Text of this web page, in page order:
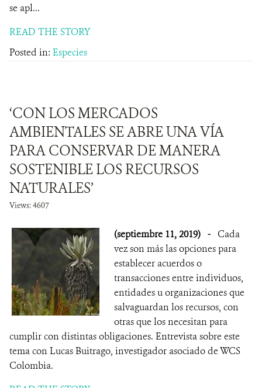
se apl...
READ THE STORY
Posted in: Especies
‘CON LOS MERCADOS
AMBIENTALES SE ABRE UNA VÍA
PARA CONSERVAR DE MANERA
SOSTENIBLE LOS RECURSOS
NATURALES’
Views: 4607
(septiembre 11, 2019) - Cada
vez son más las opciones para
establecer acuerdos o
transacciones entre individuos,
entidades u organizaciones que
salvaguardan los recursos, con
otras que los necesitan para
cumplir con distintas obligaciones. Entrevista sobre este
tema con Lucas Buitrago, investigador asociado de WCS
Colombia.